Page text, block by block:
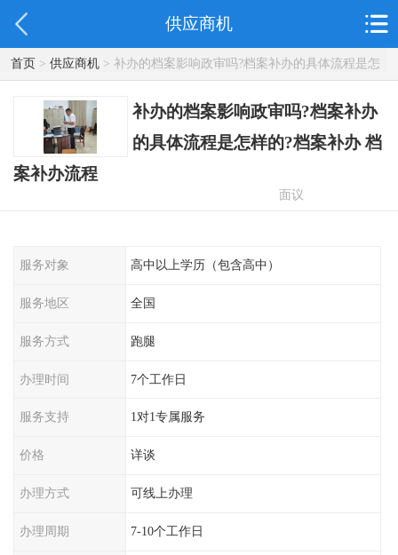
供应商机
首页> 供应商机> 补办的档案影响政审吗?档案补办的具体流程是怎
样的?档案补办 档案补办流程
补办的档案影响政审吗?档案补办
的具体流程是怎样的?档案补办 档
案补办流程
面议
服务对象 高中以上学历（包含高中）
服务地区 全国
服务方式 跑腿
办理时间 7个工作日
服务支持 1对1专属服务
价格 详谈
办理方式 可线上办理
办理周期 7-10个工作日